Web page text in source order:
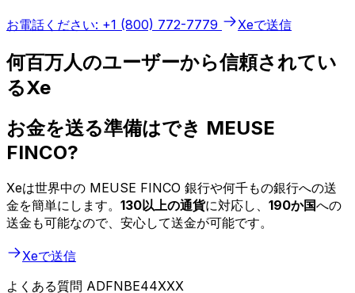
お電話ください: +1 (800) 772-7779 Xeで送信
何百万人のユーザーから信頼されてい
るXe
お金を送る準備はでき MEUSE
FINCO?
Xeは世界中の MEUSE FINCO 銀行や何千もの銀行への送
金を簡単にします。 130以上の通貨に対応し、 190か国への
送金も可能なので、安心して送金が可能です。
Xeで送信
よくある質問 ADFNBE44XXX